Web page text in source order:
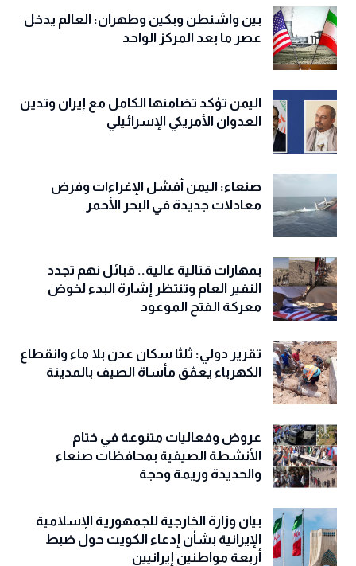
بين واشنطن وبكين وطهران: العالم يدخل
عصر ما بعد المركز الواحد
اليمن تؤكد تضامنها الكامل مع إيران وتدين
العدوان الأمريكي الإسرائيلي
صنعاء: اليمن أفشل الإغراءات وفرض
معادلات جديدة في البحر الأحمر
بمهارات قتالية عالية.. قبائل نهم تجدد
النفير العام وتنتظر إشارة البدء لخوض
معركة الفتح الموعود
تقرير دولي: ثلثا سكان عدن بلا ماء وانقطاع
الكهرباء يعمّق مأساة الصيف بالمدينة
عروض وفعاليات متنوعة في ختام
الأنشطة الصيفية بمحافظات صنعاء
والحديدة وريمة وحجة
‏بيان وزارة الخارجية للجمهورية الإسلامية
الإيرانية بشأن إدعاء الكويت حول ضبط
أربعة مواطنين إيرانيين